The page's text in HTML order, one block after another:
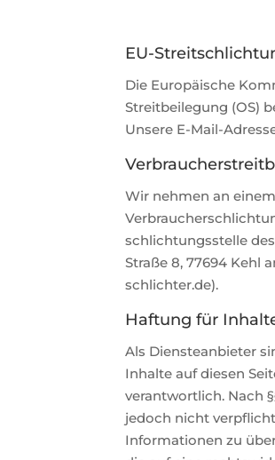
EU-
Die Europäische
Streitbeilegung (OS)
Unsere E-Mail-
Wir nehmen an
schlichtungs­stelle
Straße 8, 77694 Kehl
schlichter.de).
Haftung für
Als Diensteanbieter
Inhalte auf diesen
verantwortlich. Nach
jedoch nicht
Informationen zu